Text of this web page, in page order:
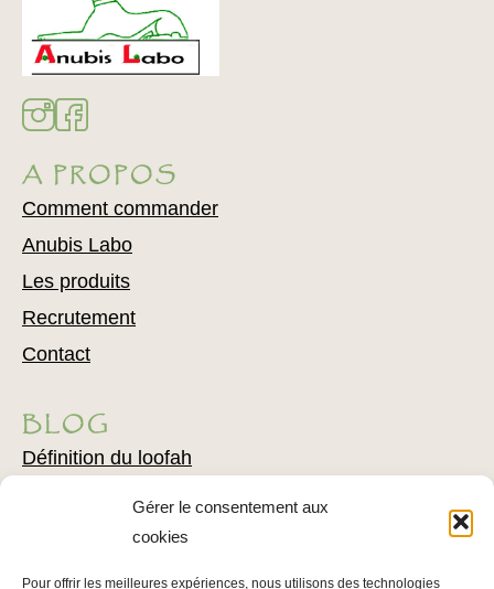
Gérer le consentement aux
cookies
Pour offrir les meilleures expériences, nous utilisons des technologies
A PROPOS
Comment commander
Anubis Labo
Les produits
Recrutement
Contact
BLOG
Définition du loofah
Comment utiliser du loofah